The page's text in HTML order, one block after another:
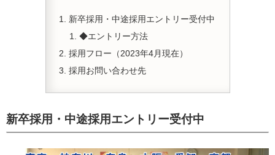
新卒採用・中途採用エントリー受付中
◆エントリー方法
採用フロー（2023年4月現在）
採用お問い合わせ先
新卒採用・中途採用エントリー受付中